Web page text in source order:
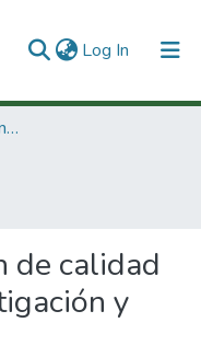
Log In (current)
3. Recursos de Información Científica y Tecnológica
de calidad
y